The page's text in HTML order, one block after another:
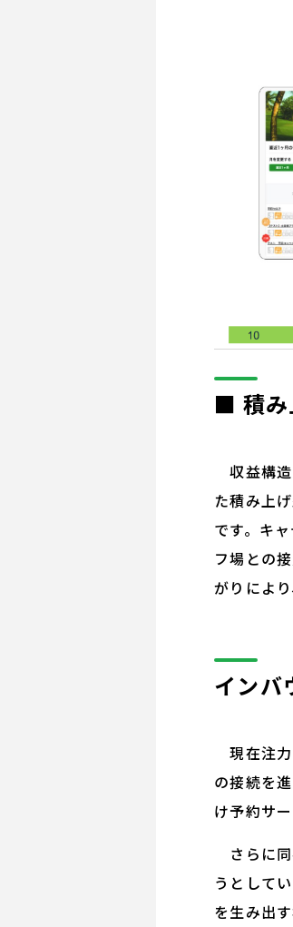
■ 積み
収益構造
た積み上
です。キ
フ場との
がりによ
インバ
現在注
の接続を
け予約サ
さらに同
うとして
を生み出